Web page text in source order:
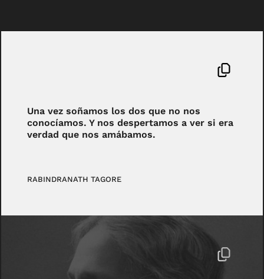
Una vez soñamos los dos que no nos
conocíamos. Y nos despertamos a ver si era
verdad que nos amábamos.
RABINDRANATH TAGORE